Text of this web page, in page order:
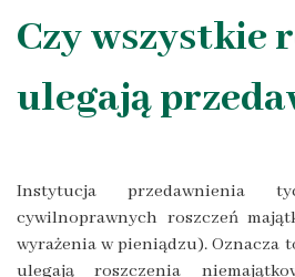
Czy wszystkie
ulegają
Instytucja przedawnienia
cywilnoprawnych roszczeń
wyrażenia w pieniądzu). Oznacza
ulegają roszczenia